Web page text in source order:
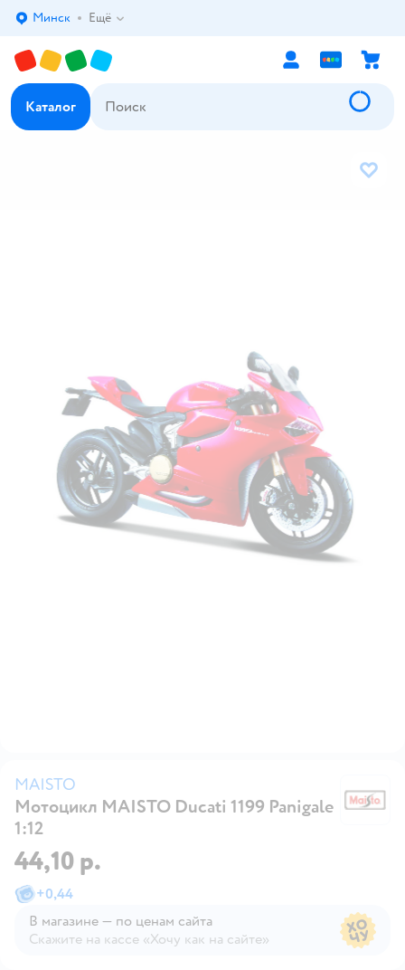
Выбор адреса доставки.
Минск Ещё
Каталог
В
MAISTO
Мотоцикл MAISTO Ducati 1199 Panigale
1:12
44,10 р.
+0,44
В магазине — по ценам сайта
Скажите на кассе «Хочу как на сайте»